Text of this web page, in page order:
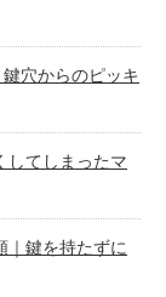
鍵穴からのピッキ
してしまったマ
｜鍵を持たずに